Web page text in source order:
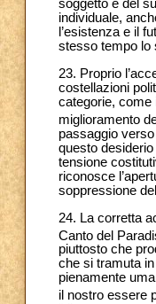
soggetto e del
individuale,
l’esistenza e il
stesso tempo lo
23. Proprio
costellazioni
categorie, come
miglioramento
passaggio
questo
tensione
riconosce
soppressione
24. La corretta
Canto del
piuttosto che
che si tramuta
pienamente
il nostro essere